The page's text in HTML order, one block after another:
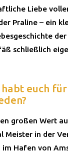
Liebe
Praline – ein
schließlich
euch
großen Wert
Meister in der
im Hafen von